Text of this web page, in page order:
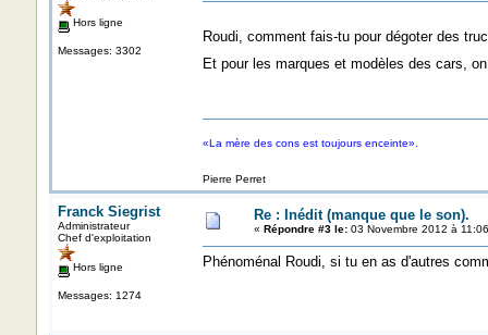
Hors ligne
Messages: 3302
Roudi, comment fais-tu pour dégoter des
Et pour les marques et modèles des cars,
«La mère des cons est toujours enceinte».
Pierre Perret
Franck Siegrist
Administrateur
Chef d'exploitation
Hors ligne
Messages: 1274
Re : Inédit (manque que le son).
« Répondre #3 le:03 Novembre 2012 à
Phénoménal Roudi, si tu en as d'autres